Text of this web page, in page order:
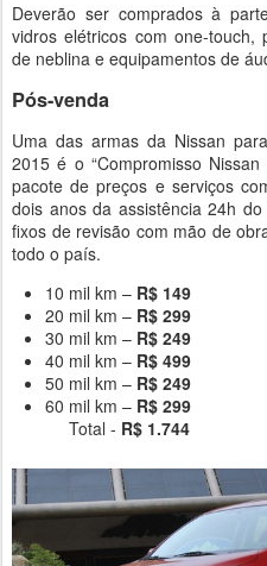
Deverão ser comprados à
vidros elétricos com one-
de neblina e equipamentos de
Pós-venda
Uma das armas da Nissan
2015 é o “Compromisso
pacote de preços e serviços
dois anos da assistência 24h
fixos de revisão com mão de
todo o país.
10 mil km – R$ 149
20 mil km – R$ 299
30 mil km – R$ 249
40 mil km – R$ 499
50 mil km – R$ 249
60 mil km – R$ 299
Total - R$ 1.744